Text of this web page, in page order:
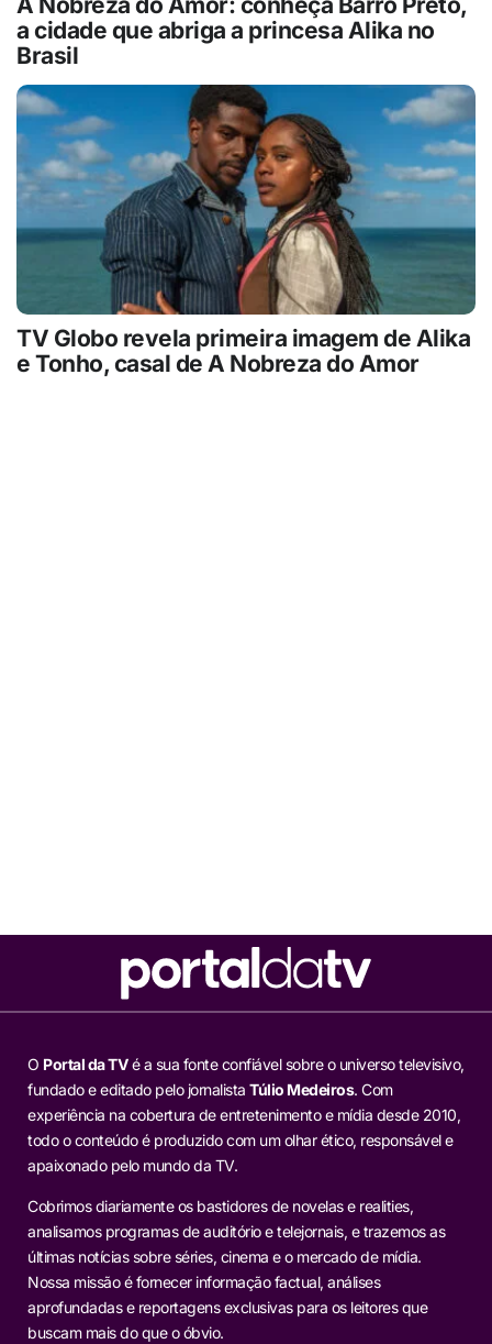
a cidade que abriga a princesa Alika no
Brasil
TV Globo revela primeira imagem de Alika
e Tonho, casal de A Nobreza do Amor
O Portal da TVé a sua fonte confiável sobre o universo televisivo,
fundado e editado pelo jornalista Túlio Medeiros. Com
experiência na cobertura de entretenimento e mídia desde 2010,
todo o conteúdo é produzido com um olhar ético, responsável e
apaixonado pelo mundo da TV.
Cobrimos diariamente os bastidores de novelas e realities,
analisamos programas de auditório e telejornais, e trazemos as
últimas notícias sobre séries, cinema e o mercado de mídia.
Nossa missão é fornecer informação factual, análises
aprofundadas e reportagens exclusivas para os leitores que
buscam mais do que o óbvio.